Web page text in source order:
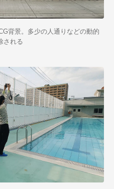
背景。多少の人通りなどの動的
される